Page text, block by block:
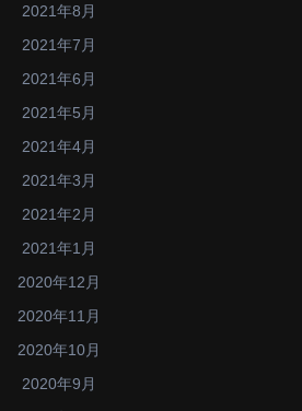
2021年8月
2021年7月
2021年6月
2021年5月
2021年4月
2021年3月
2021年2月
2021年1月
2020年12月
2020年11月
2020年10月
2020年9月